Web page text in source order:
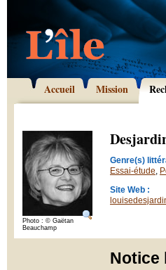
Accueil Mission
Photo : © Gaëtan
Beauchamp
Genre(s)
Essai-étude,
Site Web :
Notice